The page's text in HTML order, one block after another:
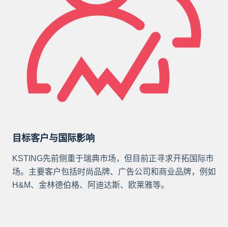
目标客户与国际影响
KSTING先前侧重于瑞典市场，但目前正寻求开拓国际市
场。主要客户包括时尚品牌、广告公司和商业品牌，例如
H&M、金林德伯格、阿迪达斯、欧莱雅等。